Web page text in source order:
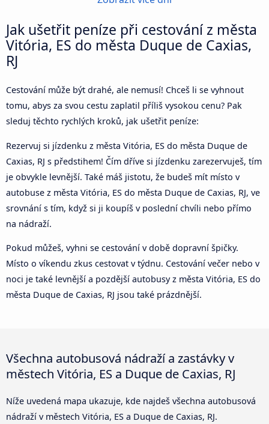
Jak ušetřit peníze při cestování z města
Vitória, ES do města Duque de Caxias,
RJ
Cestování může být drahé, ale nemusí! Chceš li se vyhnout
tomu, abys za svou cestu zaplatil příliš vysokou cenu? Pak
sleduj těchto rychlých kroků, jak ušetřit peníze:
Rezervuj si jízdenku z města Vitória, ES do města Duque de
Caxias, RJ s předstihem! Čím dříve si jízdenku zarezervuješ, tím
je obvykle levnější. Také máš jistotu, že budeš mít místo v
autobuse z města Vitória, ES do města Duque de Caxias, RJ, ve
srovnání s tím, když si ji koupíš v poslední chvíli nebo přímo
na nádraží.
Pokud můžeš, vyhni se cestování v době dopravní špičky.
Místo o víkendu zkus cestovat v týdnu. Cestování večer nebo v
noci je také levnější a pozdější autobusy z města Vitória, ES do
města Duque de Caxias, RJ jsou také prázdnější.
Všechna autobusová nádraží a zastávky v
městech Vitória, ES a Duque de Caxias, RJ
Níže uvedená mapa ukazuje, kde najdeš všechna autobusová
nádraží v městech Vitória, ES a Duque de Caxias, RJ.